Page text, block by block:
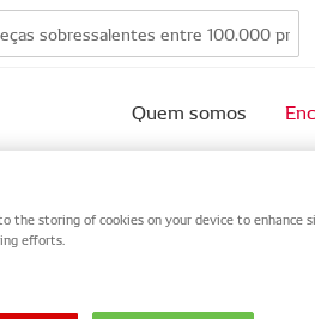
Quem somos
/ Frame No.
the storing of cookies on your device to enhance
efforts.